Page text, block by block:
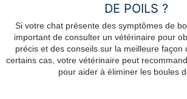
DE POILS ?
Si votre chat présente des symptômes de
important de consulter un vétérinaire pour
précis et des conseils sur la meilleure façon
certains cas, votre vétérinaire peut
pour aider à éliminer les boules